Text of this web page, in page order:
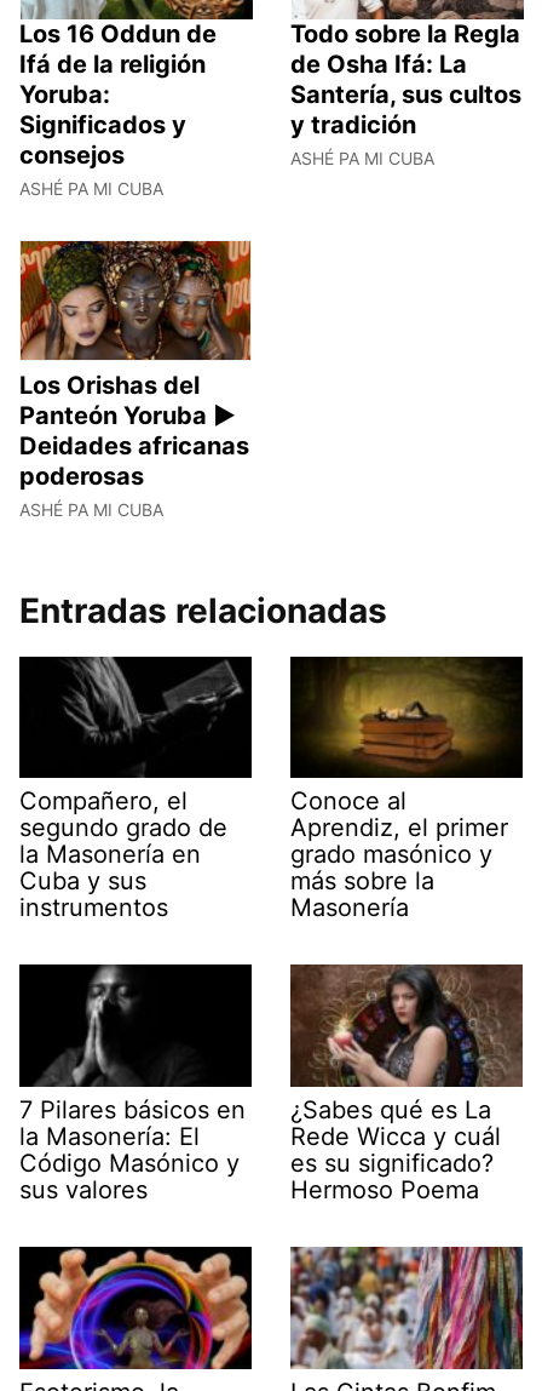
Los 16 Oddun de
Ifá de la religión
Yoruba:
Significados y
consejos
ASHÉ PA MI CUBA
Todo sobre la Regla
de Osha Ifá: La
Santería, sus cultos
y tradición
ASHÉ PA MI CUBA
Los Orishas del
Panteón Yoruba ►
Deidades africanas
poderosas
ASHÉ PA MI CUBA
Entradas relacionadas
Compañero, el
segundo grado de
la Masonería en
Cuba y sus
instrumentos
Conoce al
Aprendiz, el primer
grado masónico y
más sobre la
Masonería
7 Pilares básicos en
la Masonería: El
Código Masónico y
sus valores
¿Sabes qué es La
Rede Wicca y cuál
es su significado?
Hermoso Poema